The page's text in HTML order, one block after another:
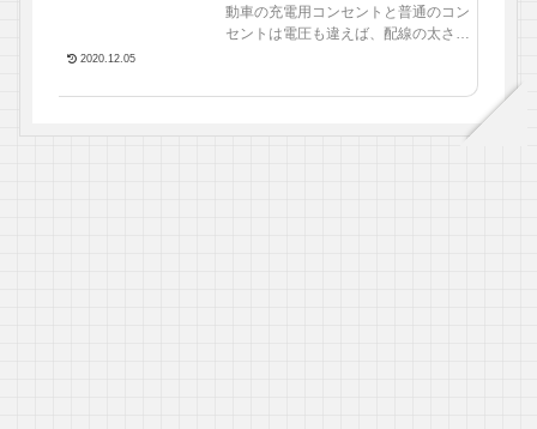
動車の充電用コンセントと普通のコン
セントは電圧も違えば、配線の太さも
と工夫しておくことも出来ます。...
2020.12.05